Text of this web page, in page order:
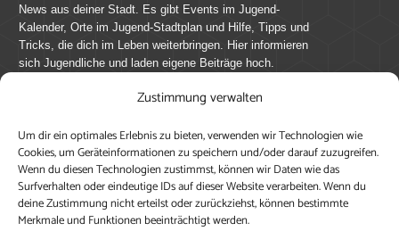
Zustimmung verwalten
Um dir ein optimales Erlebnis zu bieten, verwenden wir Technologien wie
Cookies, um Geräteinformationen zu speichern und/oder darauf zuzugreifen.
Wenn du diesen Technologien zustimmst, können wir Daten wie das
Surfverhalten oder eindeutige IDs auf dieser Website verarbeiten. Wenn du
deine Zustimmung nicht erteilst oder zurückziehst, können bestimmte
Merkmale und Funktionen beeinträchtigt werden.
News aus deiner Stadt. Es gibt Events im Jugend-
Kalender, Orte im Jugend-Stadtplan und Hilfe, Tipps und
Tricks, die dich im Leben weiterbringen. Hier informieren
sich Jugendliche und laden eigene Beiträge hoch.
Mach mit bei youpod.de!
youpod.de lebt von Menschen wie dir. Sammel
journalistische Erfahrung, teile deine Perspektive und
veröffentliche deine Beiträge auf youpod.de.Du musst
dich anmelden, um alle Funktionen nutzen zu können, ein
Profil anzulegen, eigene Beiträge hochzuladen und zu